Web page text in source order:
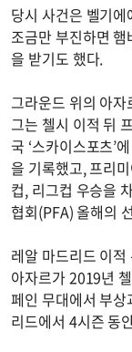
당시 사건은 벨기
조금만 부진하면
을 받기도 했다.
그라운드 위의 아
그는 첼시 이적 뒤
국 ‘스카이스포츠’
을 기록했고, 프리
컵, 리그컵 우승을
협회(PFA) 올해의
레알 마드리드 이
아자르가 2019년
페인 무대에서 부
리드에서 4시즌 동